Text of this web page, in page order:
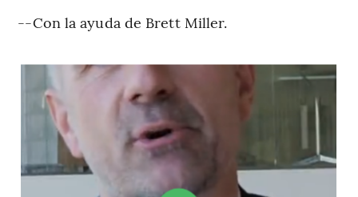
--Con la ayuda de Brett Miller.